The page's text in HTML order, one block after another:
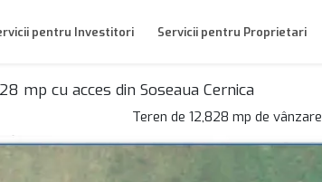
pentru Investitori Servicii pentru Proprietari
mp cu acces din Soseaua Cernica
Teren de 12,828 mp de vânzare